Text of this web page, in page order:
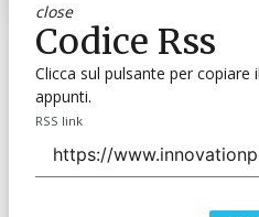
close
Codice Rss
Clicca sul pulsante per copiare
appunti.
RSS link